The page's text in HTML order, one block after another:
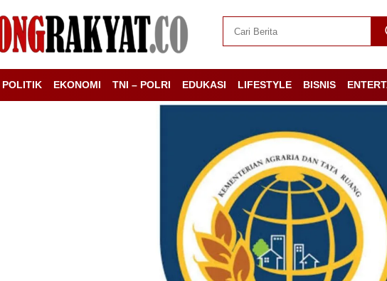
POLITIK EKONOMI TNI – POLRI EDUKASI LIFESTYLE BISNIS